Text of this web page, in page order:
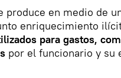
produce en medio de
enriquecimiento
para gastos,
por el funcionario y su